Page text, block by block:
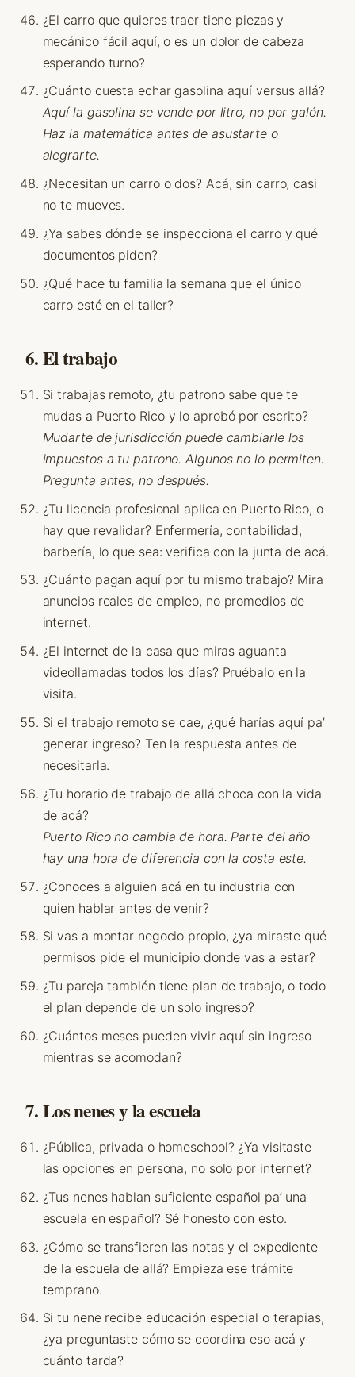
¿El carro que quieres traer tiene piezas y
mecánico fácil aquí, o es un dolor de cabeza
esperando turno?
¿Cuánto cuesta echar gasolina aquí versus allá?
Aquí la gasolina se vende por litro, no por galón.
Haz la matemática antes de asustarte o
alegrarte.
¿Necesitan un carro o dos? Acá, sin carro, casi
no te mueves.
¿Ya sabes dónde se inspecciona el carro y qué
documentos piden?
¿Qué hace tu familia la semana que el único
carro esté en el taller?
6. El trabajo
Si trabajas remoto, ¿tu patrono sabe que te
mudas a Puerto Rico y lo aprobó por escrito?
Mudarte de jurisdicción puede cambiarle los
impuestos a tu patrono. Algunos no lo permiten.
Pregunta antes, no después.
¿Tu licencia profesional aplica en Puerto Rico, o
hay que revalidar? Enfermería, contabilidad,
barbería, lo que sea: verifica con la junta de acá.
¿Cuánto pagan aquí por tu mismo trabajo? Mira
anuncios reales de empleo, no promedios de
internet.
¿El internet de la casa que miras aguanta
videollamadas todos los días? Pruébalo en la
visita.
Si el trabajo remoto se cae, ¿qué harías aquí pa’
generar ingreso? Ten la respuesta antes de
necesitarla.
¿Tu horario de trabajo de allá choca con la vida
de acá?
Puerto Rico no cambia de hora. Parte del año
hay una hora de diferencia con la costa este.
¿Conoces a alguien acá en tu industria con
quien hablar antes de venir?
Si vas a montar negocio propio, ¿ya miraste qué
permisos pide el municipio donde vas a estar?
¿Tu pareja también tiene plan de trabajo, o todo
el plan depende de un solo ingreso?
¿Cuántos meses pueden vivir aquí sin ingreso
mientras se acomodan?
7. Los nenes y la escuela
¿Pública, privada o homeschool? ¿Ya visitaste
las opciones en persona, no solo por internet?
¿Tus nenes hablan suficiente español pa’ una
escuela en español? Sé honesto con esto.
¿Cómo se transfieren las notas y el expediente
de la escuela de allá? Empieza ese trámite
temprano.
Si tu nene recibe educación especial o terapias,
¿ya preguntaste cómo se coordina eso acá y
cuánto tarda?